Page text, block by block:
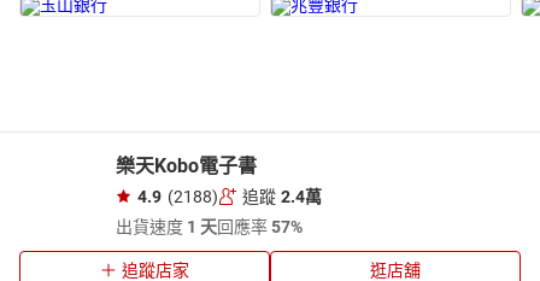
樂天Kobo電子書
4.9 (2188) 追蹤 2.4萬
出貨速度 1 天回應率57%
追蹤店家 逛店舖